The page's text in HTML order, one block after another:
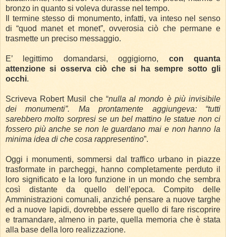
bronzo in quanto si voleva durasse nel tempo.
Il termine stesso di monumento, infatti, va inteso nel senso
di “quod manet et monet”, ovverosia ciò che permane e
trasmette un preciso messaggio.
E’ legittimo domandarsi, oggigiorno, con quanta
attenzione si osserva ciò che si ha sempre sotto gli
occhi.
Scriveva Robert Musil che “nulla al mondo è più invisibile
dei monumenti”. Ma prontamente aggiungeva: “tutti
sarebbero molto sorpresi se un bel mattino le statue non ci
fossero più anche se non le guardano mai e non hanno la
minima idea di che cosa rappresentino”.
Oggi i monumenti, sommersi dal traffico urbano in piazze
trasformate in parcheggi, hanno completamente perduto il
loro significato e la loro funzione in un mondo che sembra
così distante da quello dell’epoca.Compito delle
Amministrazioni comunali, anziché pensare a nuove targhe
ed a nuove lapidi, dovrebbe essere quello di fare riscoprire
e tramandare, almeno in parte, quella memoria che è stata
alla base della loro realizzazione.